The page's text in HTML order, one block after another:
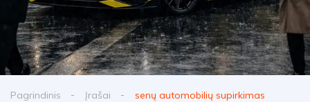
Pagrindinis Įrašai senų automobilių supirkimas